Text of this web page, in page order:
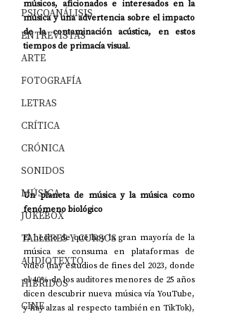
PSICOANÁLISIS
ENTREVISTAS
ARTE
FOTOGRAFÍA
LETRAS
CRÍTICA
CRÓNICA
SONIDOS
MÚSICA
JUKEBOX
TALLERES Y CURSOS
AUDIOTEXTO
HÍBRIDOS
CINE
músicos, aficionados e interesados en la
música y una advertencia sobre el impacto
de la contaminación acústica, en estos
tiempos de primacía visual.
Un planeta de música y la música como
fenómeno biológico
El hecho de que hoy la gran mayoría de la
música se consuma en plataformas de
video (hay estudios de fines del 2023, donde
el 40% de los auditores menores de 25 años
dicen descubrir nueva música vía YouTube,
y hay alzas al respecto también en TikTok),